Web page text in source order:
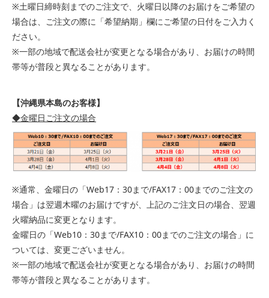
※土曜日締時刻までのご注文で、火曜日以降のお届けをご希望の
場合は、ご注文の際に「希望納期」欄にご希望の日付をご入力く
ださい。
※一部の地域で配送会社が変更となる場合があり、お届けの時間
帯等が普段と異なることがあります。
【沖縄県本島のお客様】
◆金曜日ご注文の場合
※通常、金曜日の「Web17：30まで/FAX17：00までのご注文の
場合」は翌週木曜のお届けですが、上記のご注文日の場合、翌週
火曜納品に変更となります。
金曜日の「Web10：30まで/FAX10：00までのご注文の場合」に
ついては、変更ございません。
※一部の地域で配送会社が変更となる場合があり、お届けの時間
帯等が普段と異なることがあります。